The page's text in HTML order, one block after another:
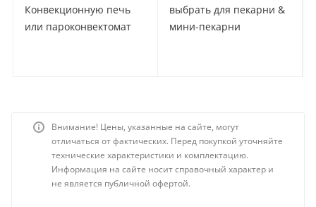
Конвекционную печь
или пароконвектомат
выбрать для пекарни &
мини-пекарни
Внимание! Цены, указанные на сайте, могут
отличаться от фактических. Перед покупкой уточняйте
технические характеристики и комплектацию.
Информация на сайте носит справочный характер и
не является публичной офертой.